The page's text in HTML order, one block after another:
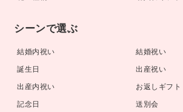
シーンで選ぶ
結婚内祝い
結婚祝い
誕生日
出産祝い
出産内祝い
お返しギフト
記念日
送別会